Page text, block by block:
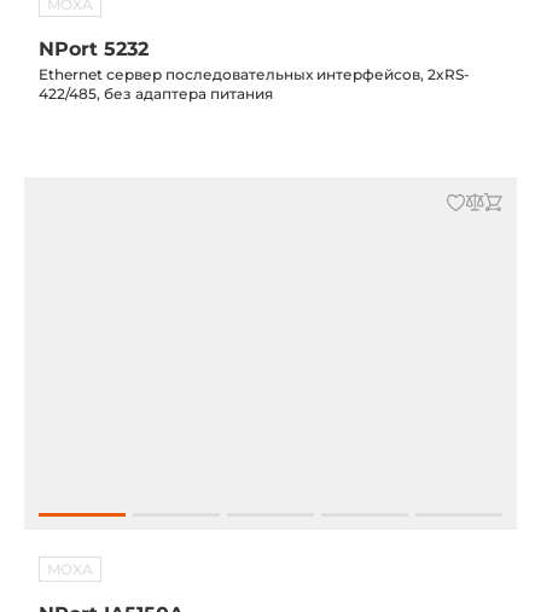
MOXA
NPort 5232
Ethernet сервер последовательных интерфейсов, 2xRS-
422/485, без адаптера питания
MOXA